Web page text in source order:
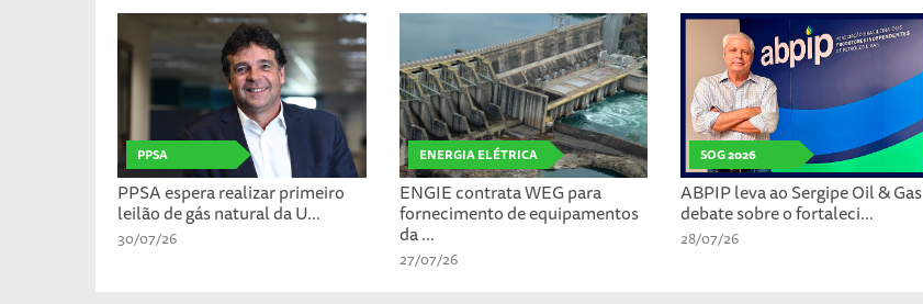
PPSA
PPSA espera realizar primeiro
leilão de gás natural da U...
30/07/26
ENERGIA ELÉTRICA
ENGIE contrata WEG para
fornecimento de equipamentos
da ...
27/07/26
SOG 2026
ABPIP leva ao Sergipe Oil & Gas
debate sobre o fortaleci...
28/07/26